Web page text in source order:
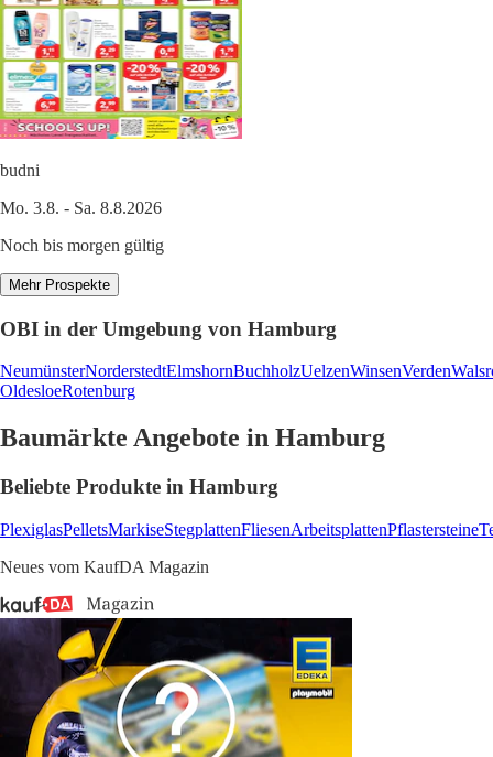
budni
Mo. 3.8. - Sa. 8.8.2026
Noch bis morgen gültig
Mehr Prospekte
OBI in der Umgebung von Hamburg
NeumünsterNorderstedtElmshornBuchholzUelzenWinsenVerden
OldesloeRotenburg
Baumärkte Angebote in Hamburg
Beliebte Produkte in Hamburg
PlexiglasPelletsMarkiseStegplattenFliesenArbeitsplattenPflastersteine
Neues vom KaufDA Magazin